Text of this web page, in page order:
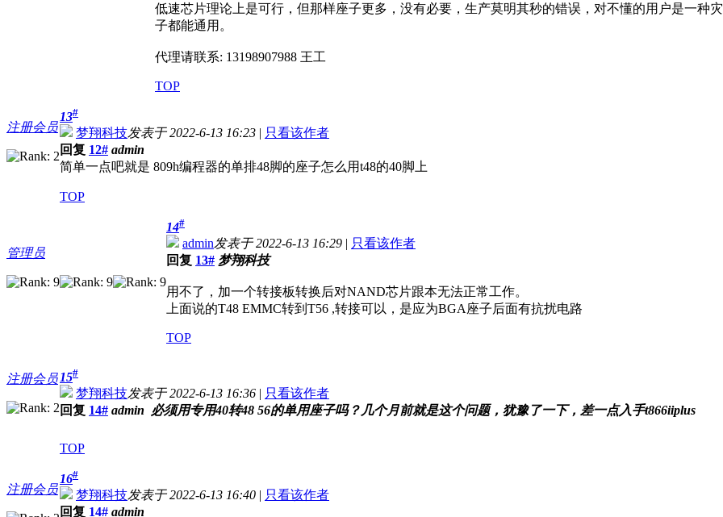
低速芯片理论上是可行，但那样座子更多，没有必要，生产莫明其秒的错误，对不懂的用户是一种
子都能通用。
代理请联系: 13198907988 王工
TOP
注册会员
13#
梦翔科技发表于 2022-6-13 16:23 | 只看该作者
回复 12# admin
简单一点吧就是 809h编程器的单排48脚的座子怎么用t48的40脚上
TOP
管理员
14#
admin发表于 2022-6-13 16:29 | 只看该作者
回复 13# 梦翔科技
用不了，加一个转接板转换后对NAND芯片跟本无法正常工作。
上面说的T48 EMMC转到T56 ,转接可以，是应为BGA座子后面有抗扰电路
TOP
注册会员 15#
梦翔科技发表于 2022-6-13 16:36 | 只看该作者
回复 14# admin 必须用专用40转48 56的单用座子吗？几个月前就是这个问题，犹豫了一下，差一点入手t866iiplus
TOP
注册会员
16#
梦翔科技发表于 2022-6-13 16:40 | 只看该作者
回复 14# admin